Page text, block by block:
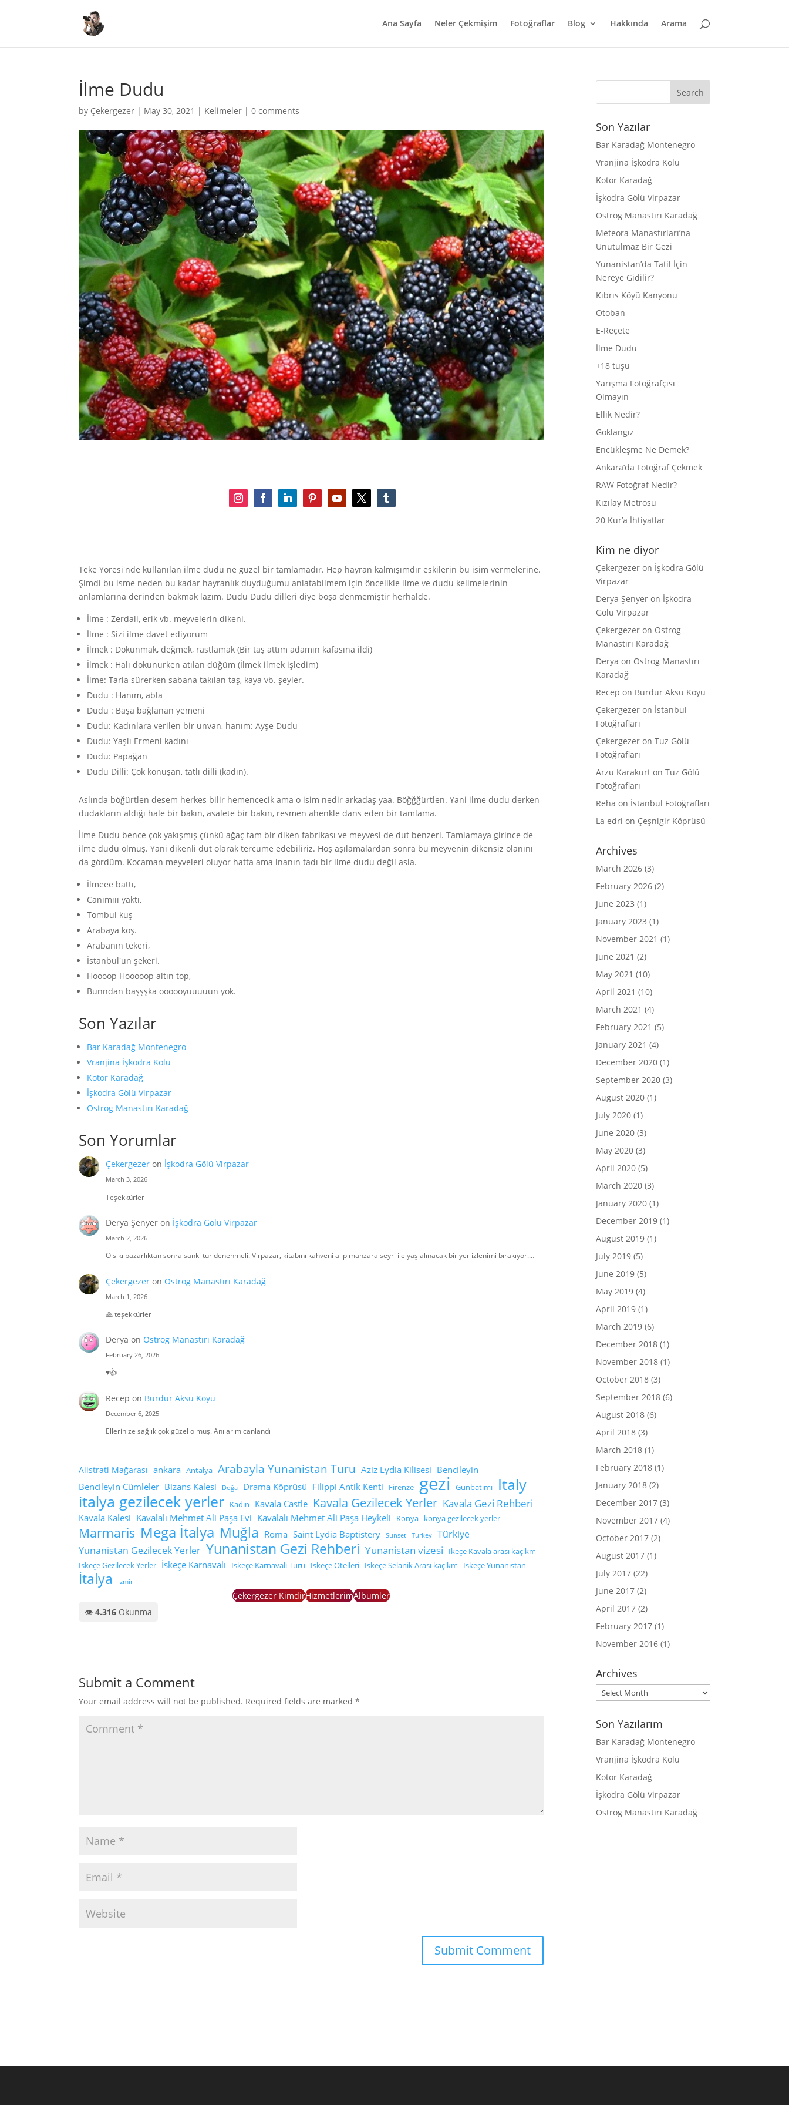
Ana Sayfa Neler Çekmişim Fotoğraflar Blog Hakkında Arama
İlme Dudu
by Çekergezer | May 30, 2021 | Kelimeler |0 comments
Teke Yöresi'nde kullanılan ilme dudu ne güzel bir tamlamadır. Hep hayran kalmışımdır eskilerin bu isim vermelerine.
Şimdi bu isme neden bu kadar hayranlık duyduğumu anlatabilmem için öncelikle ilme ve dudu kelimelerinin
anlamlarına derinden bakmak lazım. Dudu Dudu dilleri diye boşa denmemiştir herhalde.
İlme : Zerdali, erik vb. meyvelerin dikeni.
İlme : Sizi ilme davet ediyorum
İlmek : Dokunmak, değmek, rastlamak (Bir taş attım adamın kafasına ildi)
İlmek : Halı dokunurken atılan düğüm (İlmek ilmek işledim)
İlme: Tarla sürerken sabana takılan taş, kaya vb. şeyler.
Dudu : Hanım, abla
Dudu : Başa bağlanan yemeni
Dudu: Kadınlara verilen bir unvan, hanım: Ayşe Dudu
Dudu: Yaşlı Ermeni kadını
Dudu: Papağan
Dudu Dilli: Çok konuşan, tatlı dilli (kadın).
Aslında böğürtlen desem herkes bilir hemencecik ama o isim nedir arkadaş yaa. Böğğğürtlen. Yani ilme dudu derken
dudakların aldığı hale bir bakın, asalete bir bakın, resmen ahenkle dans eden bir tamlama.
İlme Dudu bence çok yakışmış çünkü ağaç tam bir diken fabrikası ve meyvesi de dut benzeri. Tamlamaya girince de
ilme dudu olmuş. Yani dikenli dut olarak tercüme edebiliriz. Hoş aşılamalardan sonra bu meyvenin dikensiz olanını
da gördüm. Kocaman meyveleri oluyor hatta ama inanın tadı bir ilme dudu değil asla.
İlmeee battı,
Canımııı yaktı,
Tombul kuş
Arabaya koş.
Arabanın tekeri,
İstanbul'un şekeri.
Hoooop Hooooop altın top,
Bunndan başşşka oooooyuuuuun yok.
Son Yazılar
Bar Karadağ Montenegro
Vranjina İşkodra Kölü
Kotor Karadağ
İşkodra Gölü Virpazar
Ostrog Manastırı Karadağ
Son Yorumlar
Çekergezeron İşkodra Gölü Virpazar
March 3, 2026
Teşekkürler
Derya Şenyeron İşkodra Gölü Virpazar
March 2, 2026
O sıkı pazarlıktan sonra sanki tur denenmeli. Virpazar, kitabını kahveni alıp manzara seyri ile yaş alınacak bir yer izlenimi bırakıyor.…
Çekergezeron Ostrog Manastırı Karadağ
March 1, 2026
🙏 teşekkürler
Derya on Ostrog Manastırı Karadağ
February 26, 2026
♥️👍
Recep on Burdur Aksu Köyü
December 6, 2025
Ellerinize sağlık çok güzel olmuş. Anılarım canlandı
Alistrati Mağarası ankara Antalya Arabayla Yunanistan Turu Aziz Lydia Kilisesi Bencileyin
Bencileyin Cümleler Bizans Kalesi Doğa Drama Köprüsü Filippi Antik Kenti Firenze gezi Günbatımı
Italy
italya gezilecek yerler Kadın Kavala Castle Kavala Gezilecek Yerler Kavala Gezi Rehberi
Kavala Kalesi Kavalalı Mehmet Ali Paşa Evi Kavalalı Mehmet Ali Paşa Heykeli Konya konya gezilecek yerler
Marmaris Mega İtalya Muğla Roma Saint Lydia Baptistery Sunset Turkey
Türkiye
Yunanistan Gezilecek Yerler Yunanistan Gezi Rehberi Yunanistan vizesi
İkeçe Kavala arası kaç km
İskeçe Gezilecek Yerler İskeçe Karnavalı İskeçe Karnavalı Turu İskeçe Otelleri İskeçe Selanik Arası kaç km İskeçe Yunanistan
İtalya İzmir
Çekergezer KimdirHizmetlerimAlbümler
👁️4.316 Okunma
Submit a Comment
Your email address will not be published. Required fields are marked*
Son Yazılar
Bar Karadağ Montenegro
Vranjina İşkodra Kölü
Kotor Karadağ
İşkodra Gölü Virpazar
Ostrog Manastırı Karadağ
Meteora Manastırları’na
Unutulmaz Bir Gezi
Yunanistan’da Tatil İçin
Nereye Gidilir?
Kıbrıs Köyü Kanyonu
Otoban
E-Reçete
İlme Dudu
+18 tuşu
Yarışma Fotoğrafçısı
Olmayın
Ellik Nedir?
Goklangız
Encükleşme Ne Demek?
Ankara’da Fotoğraf Çekmek
RAW Fotoğraf Nedir?
Kızılay Metrosu
20 Kur’a İhtiyatlar
Kim ne diyor
Çekergezer on İşkodra Gölü
Virpazar
Derya Şenyer on İşkodra
Gölü Virpazar
Çekergezer on Ostrog
Manastırı Karadağ
Derya on Ostrog Manastırı
Karadağ
Recep on Burdur Aksu Köyü
Çekergezer on İstanbul
Fotoğrafları
Çekergezer onTuz Gölü
Fotoğrafları
Arzu Karakurt onTuz Gölü
Fotoğrafları
Reha on İstanbul Fotoğrafları
La edri on Çeşnigir Köprüsü
Archives
March 2026 (3)
February 2026 (2)
June 2023 (1)
January 2023 (1)
November 2021 (1)
June 2021 (2)
May 2021 (10)
April 2021 (10)
March 2021 (4)
February 2021 (5)
January 2021 (4)
December 2020 (1)
September 2020 (3)
August 2020 (1)
July 2020 (1)
June 2020 (3)
May 2020 (3)
April 2020 (5)
March 2020 (3)
January 2020 (1)
December 2019 (1)
August 2019 (1)
July 2019 (5)
June 2019 (5)
May 2019 (4)
April 2019 (1)
March 2019 (6)
December 2018 (1)
November 2018 (1)
October 2018 (3)
September 2018 (6)
August 2018 (6)
April 2018 (3)
March 2018 (1)
February 2018 (1)
January 2018 (2)
December 2017 (3)
November 2017 (4)
October 2017 (2)
August 2017 (1)
July 2017 (22)
June 2017 (2)
April 2017 (2)
February 2017 (1)
November 2016 (1)
Archives
Archives
Son Yazılarım
Bar Karadağ Montenegro
Vranjina İşkodra Kölü
Kotor Karadağ
İşkodra Gölü Virpazar
Ostrog Manastırı Karadağ